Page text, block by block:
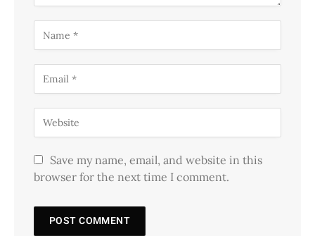
Save my name, email, and website in this
browser for the next time I comment.